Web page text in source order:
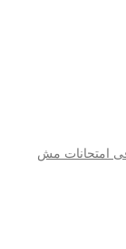
فى امتحانات مش